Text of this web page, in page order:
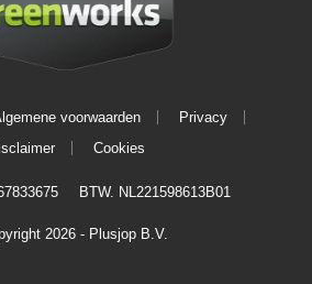
voorwaarden
Privacy
Cookies
BTW. NL221598613B01
2026 - Plusjop B.V.